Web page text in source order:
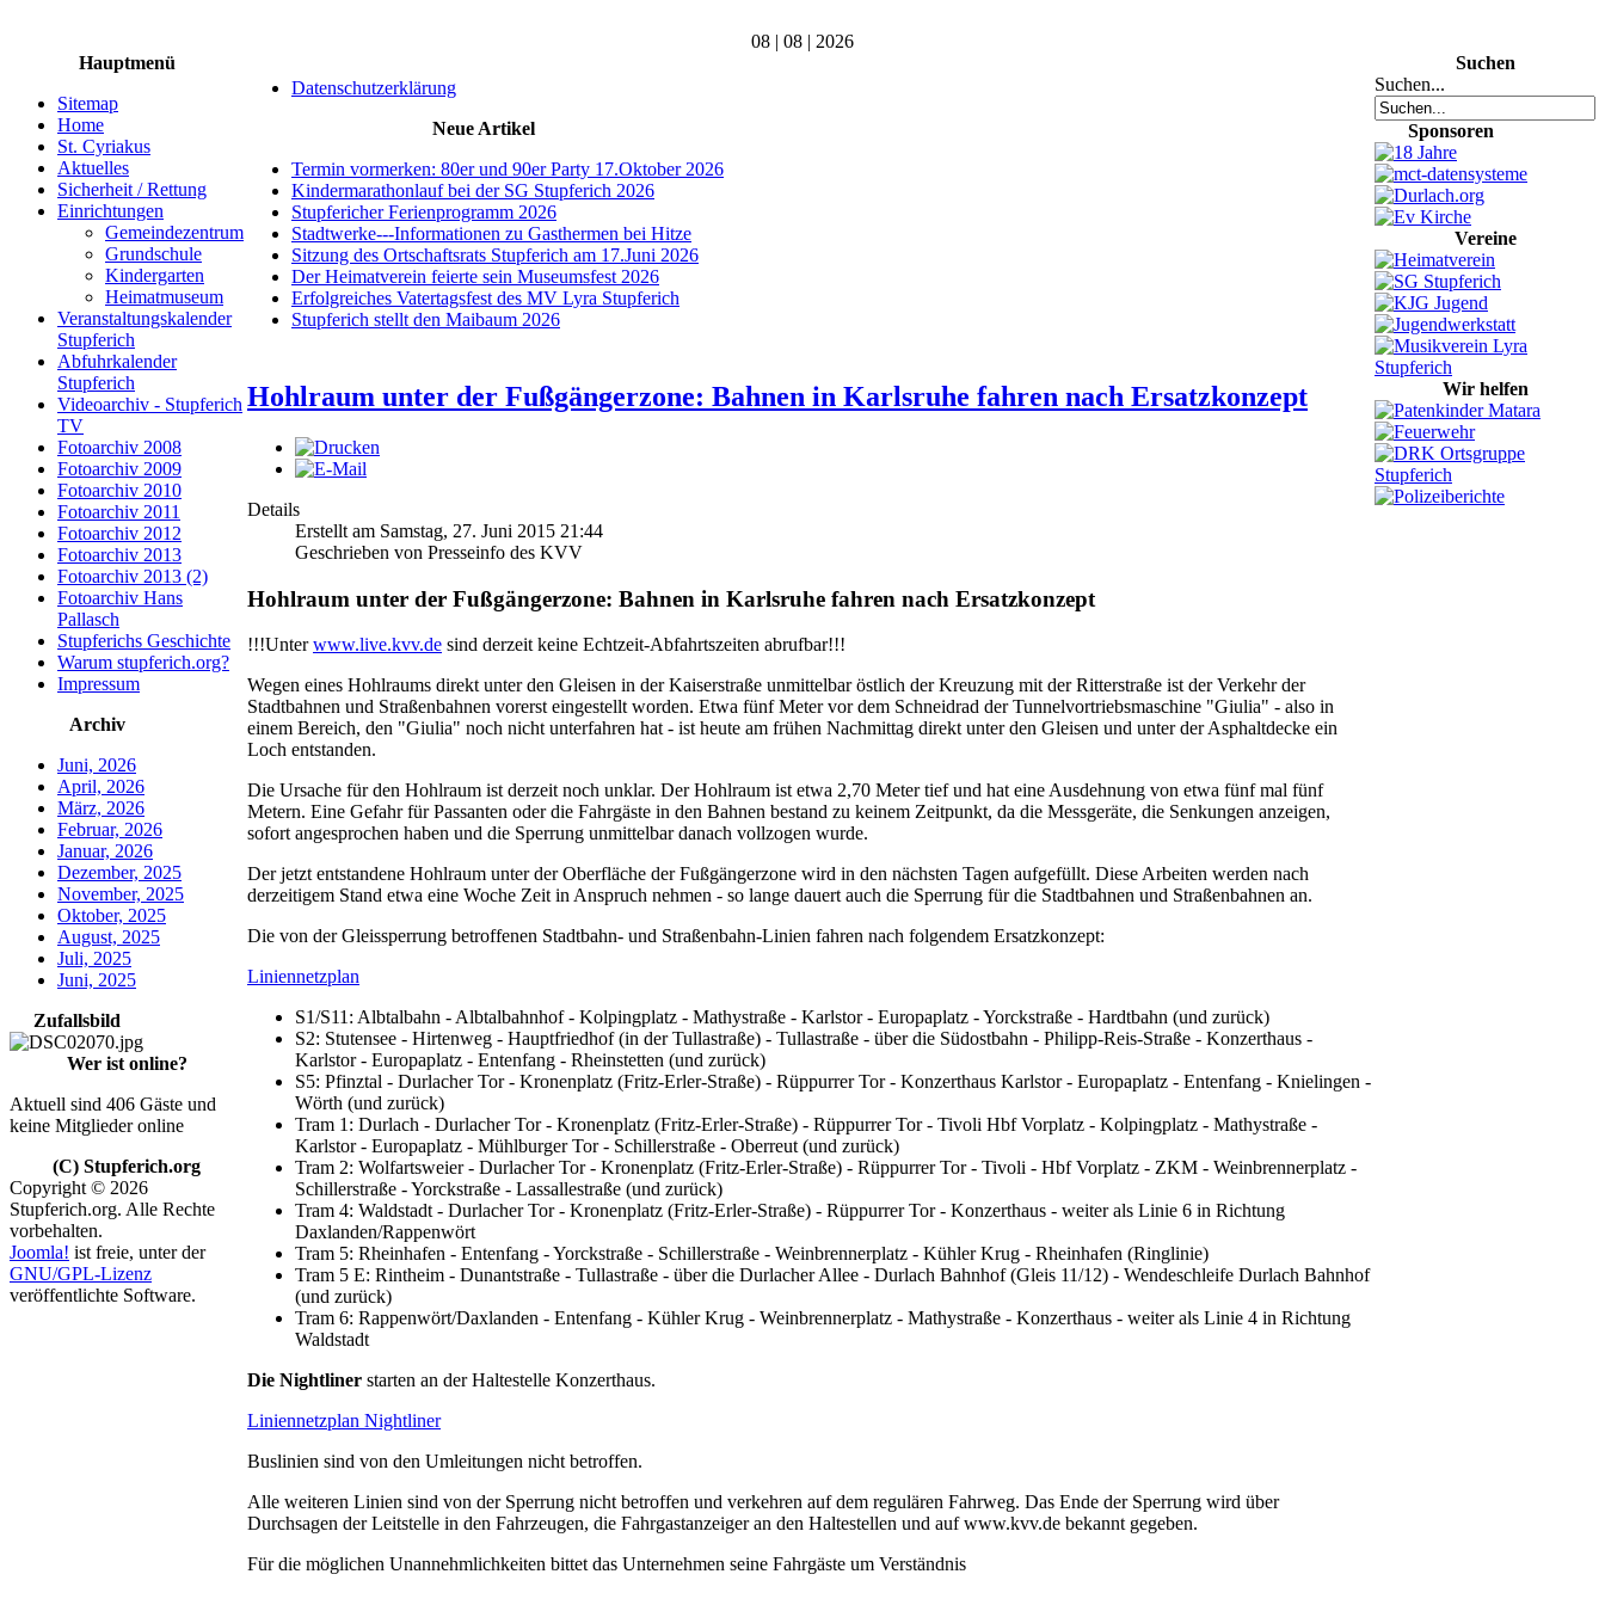
08 | 08 | 2026
Hauptmenü
Sitemap
Home
St. Cyriakus
Aktuelles
Sicherheit / Rettung
Einrichtungen
Gemeindezentrum
Grundschule
Kindergarten
Heimatmuseum
Veranstaltungskalender
Stupferich
Abfuhrkalender
Stupferich
Videoarchiv - Stupferich
TV
Fotoarchiv 2008
Fotoarchiv 2009
Fotoarchiv 2010
Fotoarchiv 2011
Fotoarchiv 2012
Fotoarchiv 2013
Fotoarchiv 2013 (2)
Fotoarchiv Hans
Pallasch
Stupferichs Geschichte
Warum stupferich.org?
Impressum
Archiv
Juni, 2026
April, 2026
März, 2026
Februar, 2026
Januar, 2026
Dezember, 2025
November, 2025
Oktober, 2025
August, 2025
Juli, 2025
Juni, 2025
Zufallsbild
Wer ist online?
Aktuell sind 406 Gäste und
keine Mitglieder online
(C) Stupferich.org
Copyright © 2026
Stupferich.org. Alle Rechte
vorbehalten.
Joomla! ist freie, unter der
GNU/GPL-Lizenz
veröffentlichte Software.
Datenschutzerklärung
Neue Artikel
Termin vormerken: 80er und 90er Party 17.Oktober 2026
Kindermarathonlauf bei der SG Stupferich 2026
Stupfericher Ferienprogramm 2026
Stadtwerke---Informationen zu Gasthermen bei Hitze
Sitzung des Ortschaftsrats Stupferich am 17.Juni 2026
Der Heimatverein feierte sein Museumsfest 2026
Erfolgreiches Vatertagsfest des MV Lyra Stupferich
Stupferich stellt den Maibaum 2026
Hohlraum unter der Fußgängerzone: Bahnen in Karlsruhe fahren nach Ersatzkonzept
Details
Erstellt am Samstag, 27. Juni 2015 21:44
Geschrieben von Presseinfo des KVV
Hohlraum unter der Fußgängerzone: Bahnen in Karlsruhe fahren nach Ersatzkonzept
!!!Unterwww.live.kvv.de sind derzeit keine Echtzeit-Abfahrtszeiten abrufbar!!!
Wegen eines Hohlraums direkt unter den Gleisen in der Kaiserstraße unmittelbar östlich der Kreuzung mit der Ritterstraße ist der Verkehr der
Stadtbahnen und Straßenbahnen vorerst eingestellt worden. Etwa fünf Meter vor dem Schneidrad der Tunnelvortriebsmaschine "Giulia" - also in
einem Bereich, den "Giulia" noch nicht unterfahren hat - ist heute am frühen Nachmittag direkt unter den Gleisen und unter der Asphaltdecke ein
Loch entstanden.
Die Ursache für den Hohlraum ist derzeit noch unklar. Der Hohlraum ist etwa 2,70 Meter tief und hat eine Ausdehnung von etwa fünf mal fünf
Metern. Eine Gefahr für Passanten oder die Fahrgäste in den Bahnen bestand zu keinem Zeitpunkt, da die Messgeräte, die Senkungen anzeigen,
sofort angesprochen haben und die Sperrung unmittelbar danach vollzogen wurde.
Der jetzt entstandene Hohlraum unter der Oberfläche der Fußgängerzone wird in den nächsten Tagen aufgefüllt. Diese Arbeiten werden nach
derzeitigem Stand etwa eine Woche Zeit in Anspruch nehmen - so lange dauert auch die Sperrung für die Stadtbahnen und Straßenbahnen an.
Die von der Gleissperrung betroffenen Stadtbahn- und Straßenbahn-Linien fahren nach folgendem Ersatzkonzept:
Liniennetzplan
S1/S11: Albtalbahn - Albtalbahnhof - Kolpingplatz - Mathystraße - Karlstor - Europaplatz - Yorckstraße - Hardtbahn (und zurück)
S2: Stutensee - Hirtenweg - Hauptfriedhof (in der Tullastraße) - Tullastraße - über die Südostbahn - Philipp-Reis-Straße - Konzerthaus -
Karlstor - Europaplatz - Entenfang - Rheinstetten (und zurück)
S5: Pfinztal - Durlacher Tor - Kronenplatz (Fritz-Erler-Straße) - Rüppurrer Tor - Konzerthaus Karlstor - Europaplatz - Entenfang - Knielingen -
Wörth (und zurück)
Tram 1: Durlach - Durlacher Tor - Kronenplatz (Fritz-Erler-Straße) - Rüppurrer Tor - Tivoli Hbf Vorplatz - Kolpingplatz - Mathystraße -
Karlstor - Europaplatz - Mühlburger Tor - Schillerstraße - Oberreut (und zurück)
Tram 2: Wolfartsweier - Durlacher Tor - Kronenplatz (Fritz-Erler-Straße) - Rüppurrer Tor - Tivoli - Hbf Vorplatz - ZKM - Weinbrennerplatz -
Schillerstraße - Yorckstraße - Lassallestraße (und zurück)
Tram 4: Waldstadt - Durlacher Tor - Kronenplatz (Fritz-Erler-Straße) - Rüppurrer Tor - Konzerthaus - weiter als Linie 6 in Richtung
Daxlanden/Rappenwört
Tram 5: Rheinhafen - Entenfang - Yorckstraße - Schillerstraße - Weinbrennerplatz - Kühler Krug - Rheinhafen (Ringlinie)
Tram 5 E: Rintheim - Dunantstraße - Tullastraße - über die Durlacher Allee - Durlach Bahnhof (Gleis 11/12) - Wendeschleife Durlach Bahnhof
(und zurück)
Tram 6: Rappenwört/Daxlanden - Entenfang - Kühler Krug - Weinbrennerplatz - Mathystraße - Konzerthaus - weiter als Linie 4 in Richtung
Waldstadt
Die Nightliner starten an der Haltestelle Konzerthaus.
Liniennetzplan Nightliner
Buslinien sind von den Umleitungen nicht betroffen.
Alle weiteren Linien sind von der Sperrung nicht betroffen und verkehren auf dem regulären Fahrweg. Das Ende der Sperrung wird über
Durchsagen der Leitstelle in den Fahrzeugen, die Fahrgastanzeiger an den Haltestellen und auf www.kvv.de bekannt gegeben.
Für die möglichen Unannehmlichkeiten bittet das Unternehmen seine Fahrgäste um Verständnis
Suchen
Suchen...
Sponsoren
Vereine
Wir helfen